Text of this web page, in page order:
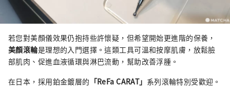
若您對美顏儀效果仍抱持些許懷疑，但希望開始更進階的保養，
美顏滾輪是理想的入門選擇。這類工具可溫和按摩肌膚，放鬆臉
部肌肉、促進血液循環與淋巴流動，幫助改善浮腫。
在日本，採用鉑金鍍層的 「ReFa CARAT」 系列滾輪特別受歡迎。